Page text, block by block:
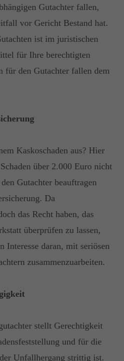
amet, consectetuer
eget dolor. Aenean
penatibus et magnis
nec.
Gutachter fallen,
vor Gericht Bestand hat.
ist im juristischen
für Ihre berechtigten
für den Gutachter fallen dem
Kaskoschaden aus? Hier
über 2.000 Euro nicht
Gutachter beauftragen
Da
das Recht haben, das
überprüfen zu lassen,
Interesse daran, mit seriösen
zusammenzuarbeiten.
stellt Gerechtigkeit
und für die
Unfallhergang strittig ist.